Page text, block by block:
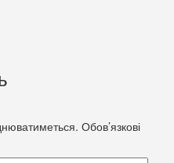
Обов’язкові